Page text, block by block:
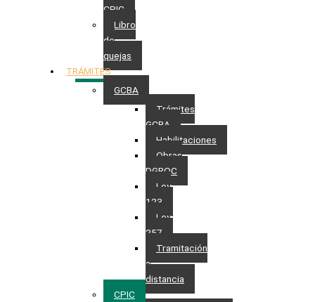
CPIC
Libro
de
quejas
TRÁMITES
GCBA
Trámites
GCBA
Habilitaciones
Obras
DGROC
Ley
123
Ley
257
Tramitación
a
distancia
CPIC